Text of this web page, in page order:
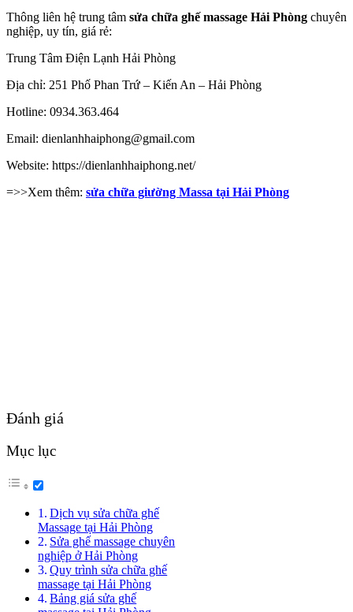
Thông liên hệ trung tâm sửa chữa ghế massage Hải Phòng chuyên
nghiệp, uy tín, giá rẻ:
Trung Tâm Điện Lạnh Hải Phòng
Địa chỉ: 251 Phố Phan Trứ – Kiến An – Hải Phòng
Hotline: 0934.363.464
Email: dienlanhhaiphong@gmail.com
Website: https://dienlanhhaiphong.net/
=>>Xem thêm: sửa chữa giường Massa tại Hải Phòng
Đánh giá
Mục lục
Dịch vụ sửa chữa ghế
Massage tại Hải Phòng
Sửa ghế massage chuyên
nghiệp ở Hải Phòng
Quy trình sửa chữa ghế
massage tại Hải Phòng
Bảng giá sửa ghế